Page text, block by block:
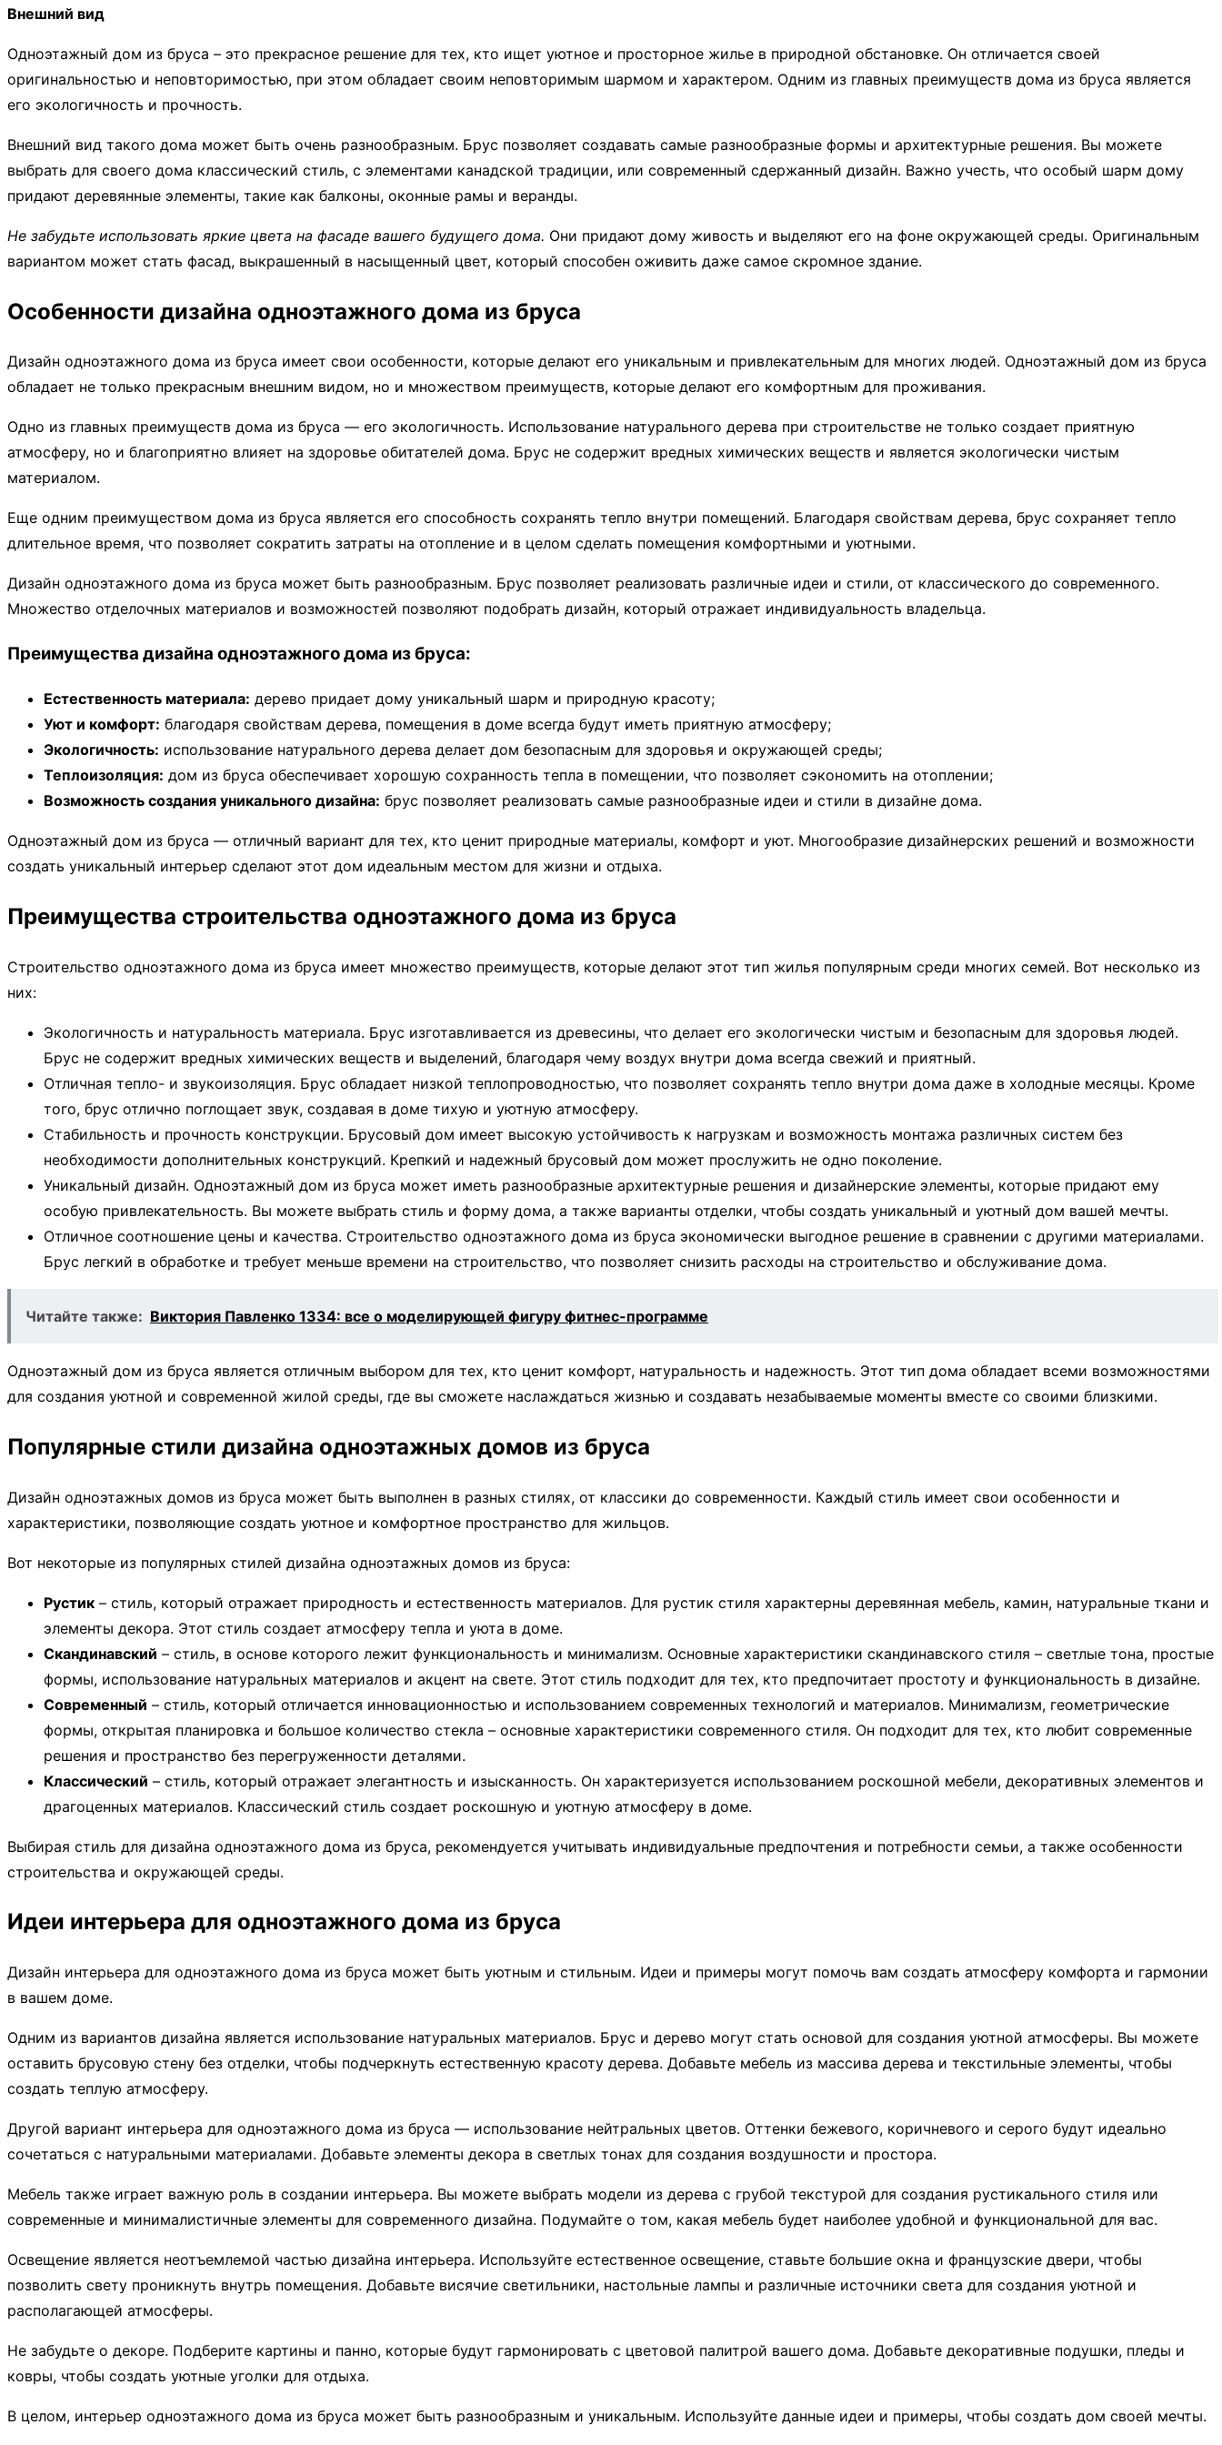
Внешний вид
Одноэтажный дом из бруса – это прекрасное решение для тех, кто ищет уютное и просторное жилье в природной обстановке. Он отличается своей
оригинальностью и неповторимостью, при этом обладает своим неповторимым шармом и характером. Одним из главных преимуществ дома из бруса является
его экологичность и прочность.
Внешний вид такого дома может быть очень разнообразным. Брус позволяет создавать самые разнообразные формы и архитектурные решения. Вы можете
выбрать для своего дома классический стиль, с элементами канадской традиции, или современный сдержанный дизайн. Важно учесть, что особый шарм дому
придают деревянные элементы, такие как балконы, оконные рамы и веранды.
Не забудьте использовать яркие цвета на фасаде вашего будущего дома. Они придают дому живость и выделяют его на фоне окружающей среды. Оригинальным
вариантом может стать фасад, выкрашенный в насыщенный цвет, который способен оживить даже самое скромное здание.
Особенности дизайна одноэтажного дома из бруса
Дизайн одноэтажного дома из бруса имеет свои особенности, которые делают его уникальным и привлекательным для многих людей. Одноэтажный дом из бруса
обладает не только прекрасным внешним видом, но и множеством преимуществ, которые делают его комфортным для проживания.
Одно из главных преимуществ дома из бруса — его экологичность. Использование натурального дерева при строительстве не только создает приятную
атмосферу, но и благоприятно влияет на здоровье обитателей дома. Брус не содержит вредных химических веществ и является экологически чистым
материалом.
Еще одним преимуществом дома из бруса является его способность сохранять тепло внутри помещений. Благодаря свойствам дерева, брус сохраняет тепло
длительное время, что позволяет сократить затраты на отопление и в целом сделать помещения комфортными и уютными.
Дизайн одноэтажного дома из бруса может быть разнообразным. Брус позволяет реализовать различные идеи и стили, от классического до современного.
Множество отделочных материалов и возможностей позволяют подобрать дизайн, который отражает индивидуальность владельца.
Преимущества дизайна одноэтажного дома из бруса:
Естественность материала: дерево придает дому уникальный шарм и природную красоту;
Уют и комфорт: благодаря свойствам дерева, помещения в доме всегда будут иметь приятную атмосферу;
Экологичность: использование натурального дерева делает дом безопасным для здоровья и окружающей среды;
Теплоизоляция: дом из бруса обеспечивает хорошую сохранность тепла в помещении, что позволяет сэкономить на отоплении;
Возможность создания уникального дизайна: брус позволяет реализовать самые разнообразные идеи и стили в дизайне дома.
Одноэтажный дом из бруса — отличный вариант для тех, кто ценит природные материалы, комфорт и уют. Многообразие дизайнерских решений и возможности
создать уникальный интерьер сделают этот дом идеальным местом для жизни и отдыха.
Преимущества строительства одноэтажного дома из бруса
Строительство одноэтажного дома из бруса имеет множество преимуществ, которые делают этот тип жилья популярным среди многих семей. Вот несколько из
них:
Экологичность и натуральность материала. Брус изготавливается из древесины, что делает его экологически чистым и безопасным для здоровья людей.
Брус не содержит вредных химических веществ и выделений, благодаря чему воздух внутри дома всегда свежий и приятный.
Отличная тепло- и звукоизоляция. Брус обладает низкой теплопроводностью, что позволяет сохранять тепло внутри дома даже в холодные месяцы. Кроме
того, брус отлично поглощает звук, создавая в доме тихую и уютную атмосферу.
Стабильность и прочность конструкции. Брусовый дом имеет высокую устойчивость к нагрузкам и возможность монтажа различных систем без
необходимости дополнительных конструкций. Крепкий и надежный брусовый дом может прослужить не одно поколение.
Уникальный дизайн. Одноэтажный дом из бруса может иметь разнообразные архитектурные решения и дизайнерские элементы, которые придают ему
особую привлекательность. Вы можете выбрать стиль и форму дома, а также варианты отделки, чтобы создать уникальный и уютный дом вашей мечты.
Отличное соотношение цены и качества. Строительство одноэтажного дома из бруса экономически выгодное решение в сравнении с другими материалами.
Брус легкий в обработке и требует меньше времени на строительство, что позволяет снизить расходы на строительство и обслуживание дома.
Читайте также: Виктория Павленко 1334: все о моделирующей фигуру фитнес-программе
Одноэтажный дом из бруса является отличным выбором для тех, кто ценит комфорт, натуральность и надежность. Этот тип дома обладает всеми возможностями
для создания уютной и современной жилой среды, где вы сможете наслаждаться жизнью и создавать незабываемые моменты вместе со своими близкими.
Популярные стили дизайна одноэтажных домов из бруса
Дизайн одноэтажных домов из бруса может быть выполнен в разных стилях, от классики до современности. Каждый стиль имеет свои особенности и
характеристики, позволяющие создать уютное и комфортное пространство для жильцов.
Вот некоторые из популярных стилей дизайна одноэтажных домов из бруса:
Рустик – стиль, который отражает природность и естественность материалов. Для рустик стиля характерны деревянная мебель, камин, натуральные ткани и
элементы декора. Этот стиль создает атмосферу тепла и уюта в доме.
Скандинавский – стиль, в основе которого лежит функциональность и минимализм. Основные характеристики скандинавского стиля – светлые тона, простые
формы, использование натуральных материалов и акцент на свете. Этот стиль подходит для тех, кто предпочитает простоту и функциональность в дизайне.
Современный – стиль, который отличается инновационностью и использованием современных технологий и материалов. Минимализм, геометрические
формы, открытая планировка и большое количество стекла – основные характеристики современного стиля. Он подходит для тех, кто любит современные
решения и пространство без перегруженности деталями.
Классический – стиль, который отражает элегантность и изысканность. Он характеризуется использованием роскошной мебели, декоративных элементов и
драгоценных материалов. Классический стиль создает роскошную и уютную атмосферу в доме.
Выбирая стиль для дизайна одноэтажного дома из бруса, рекомендуется учитывать индивидуальные предпочтения и потребности семьи, а также особенности
строительства и окружающей среды.
Идеи интерьера для одноэтажного дома из бруса
Дизайн интерьера для одноэтажного дома из бруса может быть уютным и стильным. Идеи и примеры могут помочь вам создать атмосферу комфорта и гармонии
в вашем доме.
Одним из вариантов дизайна является использование натуральных материалов. Брус и дерево могут стать основой для создания уютной атмосферы. Вы можете
оставить брусовую стену без отделки, чтобы подчеркнуть естественную красоту дерева. Добавьте мебель из массива дерева и текстильные элементы, чтобы
создать теплую атмосферу.
Другой вариант интерьера для одноэтажного дома из бруса — использование нейтральных цветов. Оттенки бежевого, коричневого и серого будут идеально
сочетаться с натуральными материалами. Добавьте элементы декора в светлых тонах для создания воздушности и простора.
Мебель также играет важную роль в создании интерьера. Вы можете выбрать модели из дерева с грубой текстурой для создания рустикального стиля или
современные и минималистичные элементы для современного дизайна. Подумайте о том, какая мебель будет наиболее удобной и функциональной для вас.
Освещение является неотъемлемой частью дизайна интерьера. Используйте естественное освещение, ставьте большие окна и французские двери, чтобы
позволить свету проникнуть внутрь помещения. Добавьте висячие светильники, настольные лампы и различные источники света для создания уютной и
располагающей атмосферы.
Не забудьте о декоре. Подберите картины и панно, которые будут гармонировать с цветовой палитрой вашего дома. Добавьте декоративные подушки, пледы и
ковры, чтобы создать уютные уголки для отдыха.
В целом, интерьер одноэтажного дома из бруса может быть разнообразным и уникальным. Используйте данные идеи и примеры, чтобы создать дом своей мечты.